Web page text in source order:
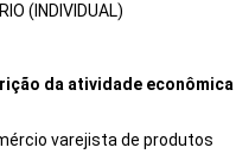
(INDIVIDUAL)
da atividade econômica
varejista de produtos